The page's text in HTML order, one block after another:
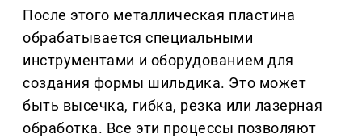
После этого металлическая пластина
обрабатывается специальными
инструментами и оборудованием для
создания формы шильдика. Это может
быть высечка, гибка, резка или лазерная
обработка. Все эти процессы позволяют